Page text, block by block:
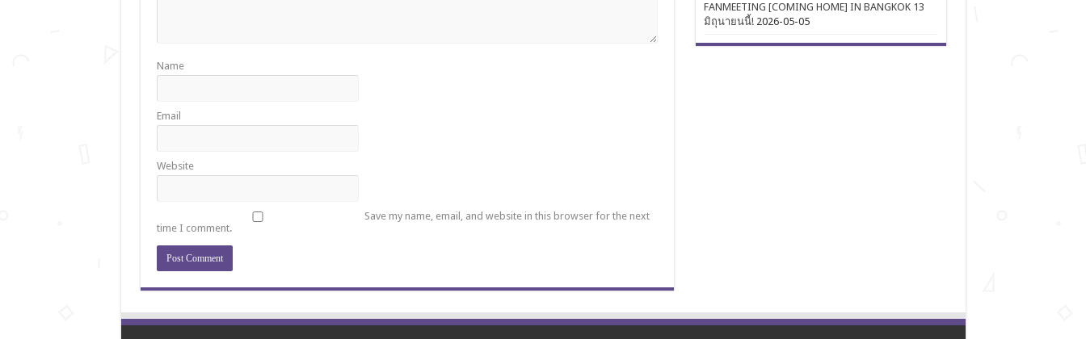
Name
Email
Website
Save my name, email, and website in this browser for the next
time I comment.
FANMEETING [COMING HOME] IN BANGKOK 13
มิถุนายนนี้! 2026-05-05